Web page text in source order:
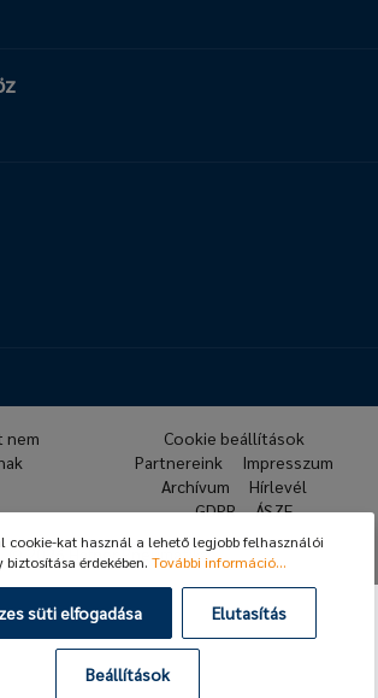
© 2026 Hafner Pneumatika
nem
Cookie beállítások
Partnereink
Impresszum
Archívum
Hírlevél
GDPR
ÁSZF
cookie-kat használ a lehető legjobb felhasználói
biztosítása érdekében. További információ...
süti elfogadása Elutasítás
Beállítások